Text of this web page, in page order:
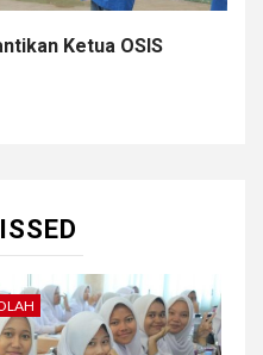
Ketua OSIS